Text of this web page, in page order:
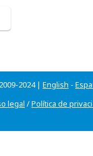
2024 | English -
legal /Política de